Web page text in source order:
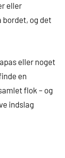
eller
bordet, og det
eller noget
en
flok – og
indslag